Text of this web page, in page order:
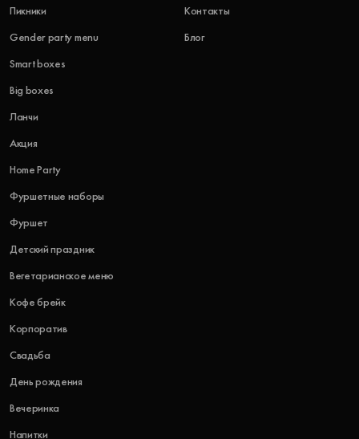
Пикники
Gender party menu
Smart boxes
Big boxes
Ланчи
Акция
Home Party
Фуршетные наборы
Фуршет
Детский праздник
Вегетарианское меню
Кофе брейк
Корпоратив
Свадьба
День рождения
Вечеринка
Напитки
Контакты
Блог